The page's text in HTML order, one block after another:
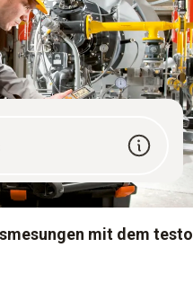
mit dem testo